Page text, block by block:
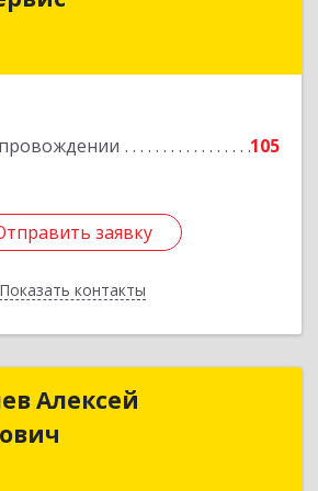
105
заявку
Показать контакты
Северная Осетия - Алания Респ,
заявку
Назад
Алексей
ИП Журавлев Алексей